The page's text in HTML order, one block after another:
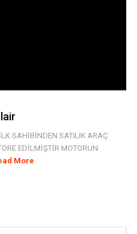
SAHİBİNDEN SATILIK ARAÇ
EDİLMİŞTİR MOTORUN
More